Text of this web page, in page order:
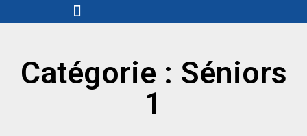
au
Menu
Catégorie : Séniors
1